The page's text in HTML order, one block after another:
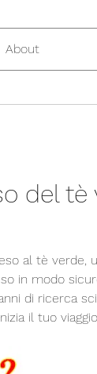
About
del tè
al tè verde,
in modo
di ricerca
il tuo